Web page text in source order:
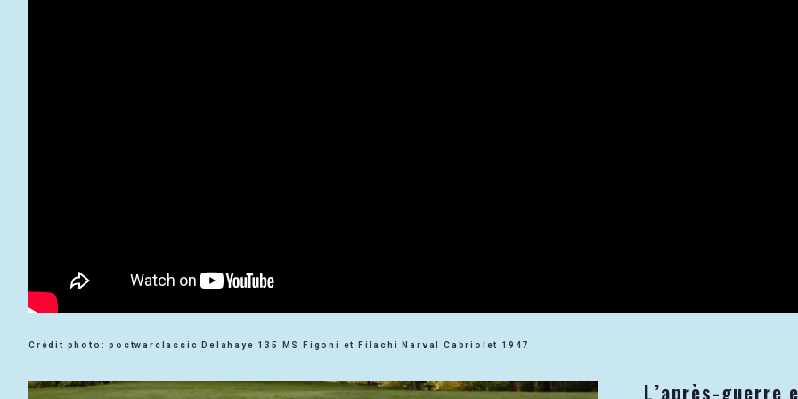
Crédit photo: postwarclassic Delahaye 135 MS Figoni et Filachi Narval Cabriolet 1947
L’après-guerre